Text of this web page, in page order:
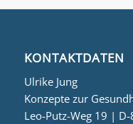
KONTAKTDATEN
Ulrike Jung
Konzepte zur
Leo-Putz-Weg 19 |